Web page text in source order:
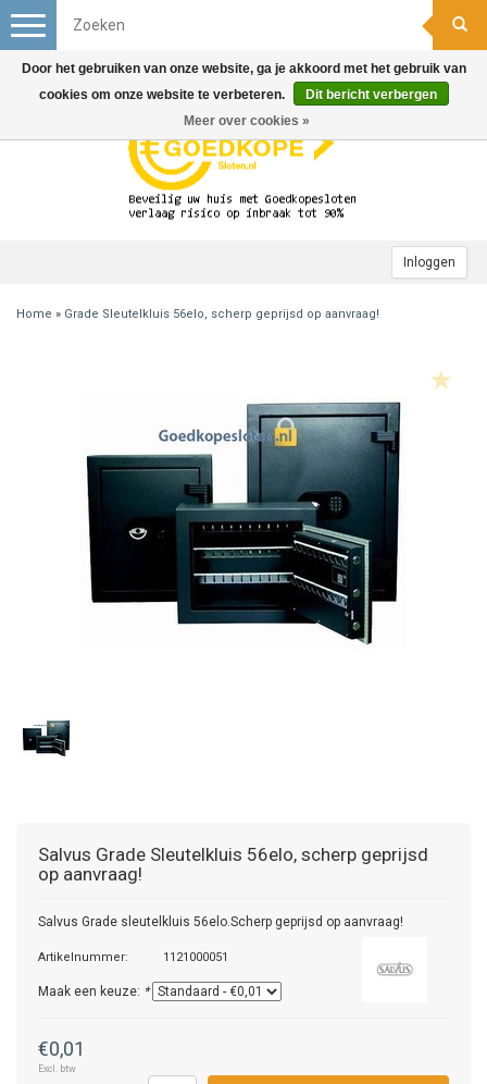
Inloggen
Toggle
navigation
Home » Grade Sleutelkluis 56elo, scherp geprijsd op aanvraag!
Salvus Grade Sleutelkluis 56elo, scherp geprijsd
op aanvraag!
Salvus Grade sleutelkluis 56elo.Scherp geprijsd op aanvraag!
Artikelnummer: 1121000051
Maak een keuze: *
€0,01
Excl. btw
Door het gebruiken van onze website, ga je akkoord met het gebruik van
cookies om onze website te verbeteren.
Dit bericht verbergen
Meer over cookies »